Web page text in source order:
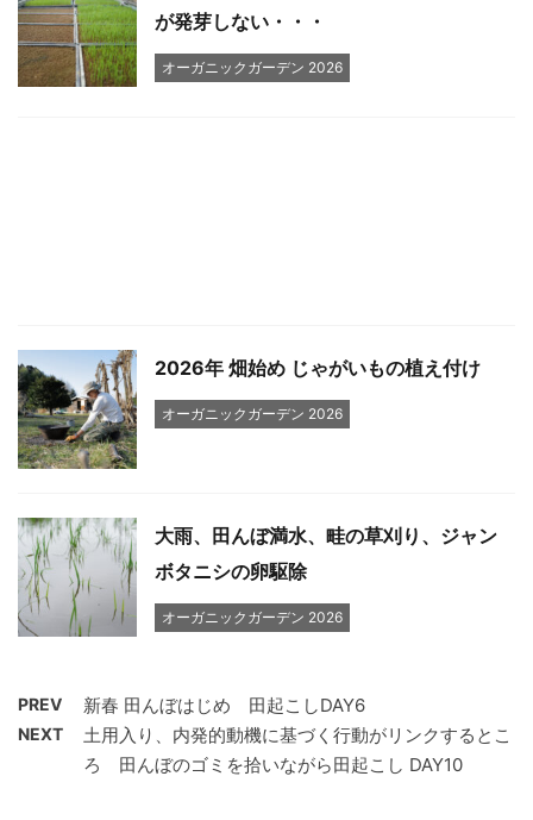
が発芽しない・・・
オーガニックガーデン 2026
2026年 畑始め じゃがいもの植え付け
オーガニックガーデン 2026
大雨、田んぼ満水、畦の草刈り、ジャン
ボタニシの卵駆除
オーガニックガーデン 2026
PREV 新春 田んぼはじめ 田起こしDAY6
NEXT
土用入り、内発的動機に基づく行動がリンクするとこ
ろ 田んぼのゴミを拾いながら田起こし DAY10